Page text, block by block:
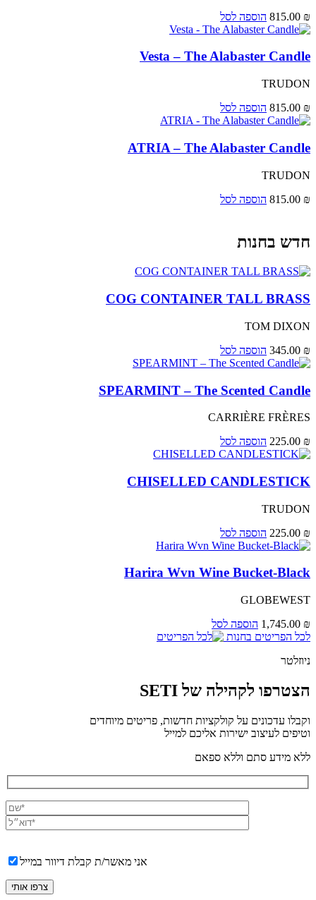
815.00 ₪ הוספה לסל
Vesta – The Alabaster Candle
TRUDON
815.00 ₪ הוספה לסל
ATRIA – The Alabaster Candle
TRUDON
815.00 ₪ הוספה לסל
חדש בחנות
COG CONTAINER TALL BRASS
TOM DIXON
345.00 ₪ הוספה לסל
SPEARMINT – The Scented Candle
CARRIÈRE FRÈRES
225.00 ₪ הוספה לסל
CHISELLED CANDLESTICK
TRUDON
225.00 ₪ הוספה לסל
Harira Wvn Wine Bucket-Black
GLOBEWEST
1,745.00 ₪
הוספה לסל
לכל הפריטים בחנות
ניוזלטר
הצטרפו לקהילה של SETI
וקבלו עדכונים על קולקציות חדשות, פריטים מיוחדים
וטיפים לעיצוב ישירות אליכם למייל
ללא מידע סתם וללא ספאם
אני מאשר/ת קבלת דיוור במייל